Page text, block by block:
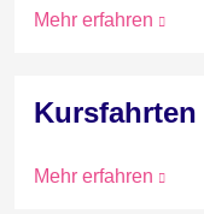
Mehr erfahren
Kursfahrten
Mehr erfahren